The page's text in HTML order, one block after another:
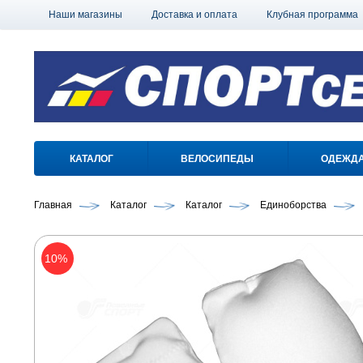
Наши магазины Доставка и оплата Клубная программа
КАТАЛОГ ВЕЛОСИПЕДЫ
Главная Каталог Каталог Единоборства
10%